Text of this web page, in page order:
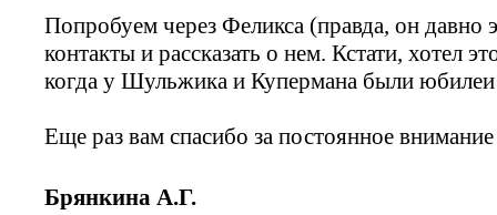
Попробуем через Феликса (правда, он давно
контакты и рассказать о нем. Кстати, хотел
когда у Шульжика и Купермана были
Еще раз вам спасибо за постоянное
Брянкина А.Г.